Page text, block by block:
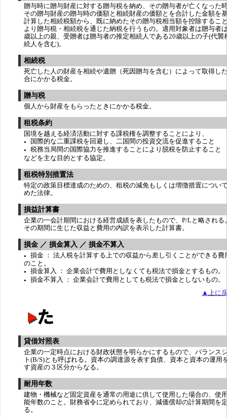
贈与時に贈与財産に対する贈与税を納め、その贈与者が亡くなった
その贈与財産の贈与時の価額と相続財産の価額とを合計した金額を
計算した相続税額から、既に納めたその贈与税相当額を控除するこ
より贈与税・相続税を通じた納税を行うもの。適用対象者は贈与者
歳以上の親、受贈者は贈与者の推定相続人である20歳以上の子(代襲
続人を含む)。
相続税
死亡した人の財産を相続や遺贈（死因贈与を含む）によって取得し
合にかかる税金。
贈与税
個人から財産をもらったときにかかる税金。
租税条約
国境を越える経済活動に対する課税権を調整することにより、
● 国際的な二重課税を回避し、二国間の投資交流を促進すること
● 税務当局間の国際協力を推進することにより脱税を防止すること
などを主な目的とする協定。
租税特別措置法
特定の政策目標達成のための、租税の減免もしくは増徴措置につい
めた法律。
損益計算書
企業の一会計期間における経営成績を表したもので、P/Lと略される
その期間に生じた収益と費用の内訳を表示した計算書。
損金 ／ 損金算入 ／ 損金不算入
● 損金 ： 法人税を計算する上での収益から差し引くことができる費
のこと。
● 損金算入 ： 企業会計で費用としなくても税法で損金とするもの。
● 損金不算入 ： 企業会計で費用としても税法で損金としないもの。
▲上に
貸借対照表
企業の一定時点における財政状態を明らかにするもので、バランス
ト(B/S)とも呼ばれる。資本の調達源を表す負債、資本と資本の運用
す資産の３区分からなる。
耐用年数
建物・機械など固定資産を通常の用途に供して使用した場合の、使
能年数のこと。財務省令に定められており、減価償却の計算期間を
る。